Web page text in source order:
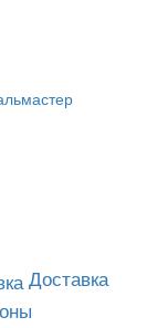
Доставка